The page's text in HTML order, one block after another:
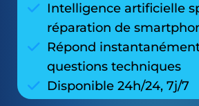
Intelligence artificielle
réparation de
Répond
questions techniques
Disponible 24h/24, 7j/7